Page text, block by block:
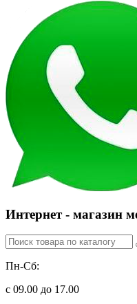
Интернет - магазин
Пн-Сб:
с 09.00 до 17.00